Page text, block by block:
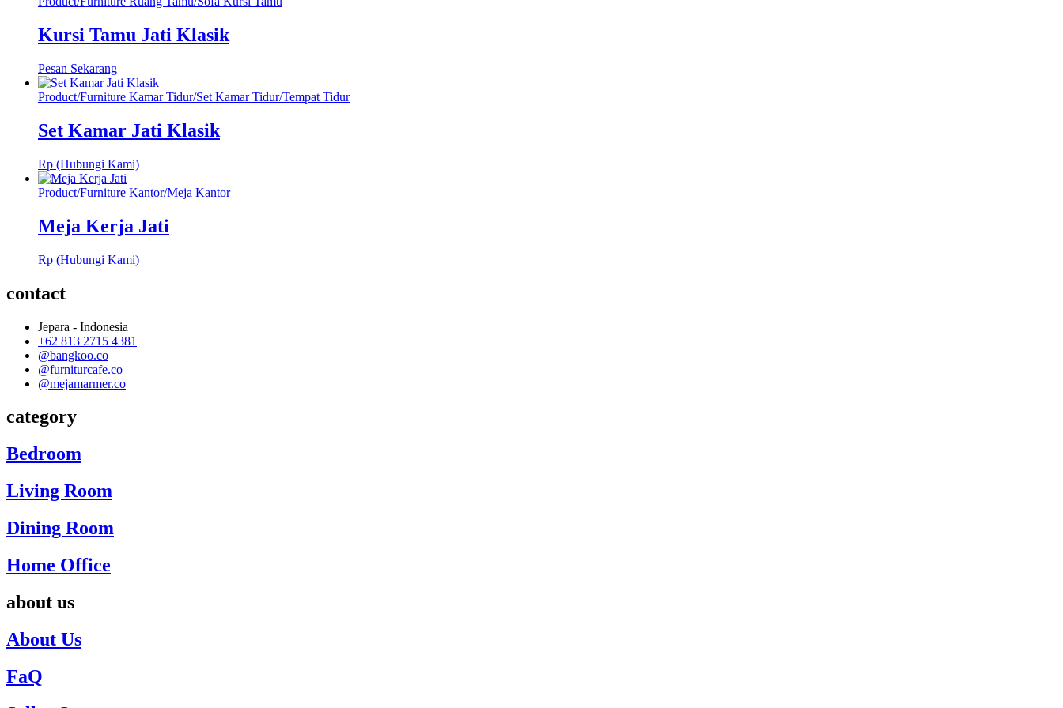
Kursi Tamu Jati Klasik
Pesan Sekarang
Product/Furniture Kamar Tidur/Set Kamar Tidur/Tempat Tidur
Set Kamar Jati Klasik
Rp (Hubungi Kami)
Product/Furniture Kantor/Meja Kantor
Meja Kerja Jati
Rp (Hubungi Kami)
contact
Jepara - Indonesia
+62 813 2715 4381
@bangkoo.co
@furniturcafe.co
@mejamarmer.co
category
Bedroom
Living Room
Dining Room
Home Office
about us
About Us
FaQ